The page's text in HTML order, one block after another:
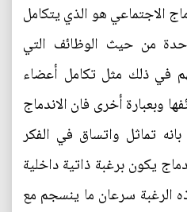
الاجتماعي هو الذي يتكامل
من حيث الوظائف التي
في ذلك مثل تكامل أعضاء
وبعبارة أخرى فان الاندماج
تماثل واتساق في الفكر
يكون برغبة ذاتية داخلية
الرغبة سرعان ما ينسجم مع